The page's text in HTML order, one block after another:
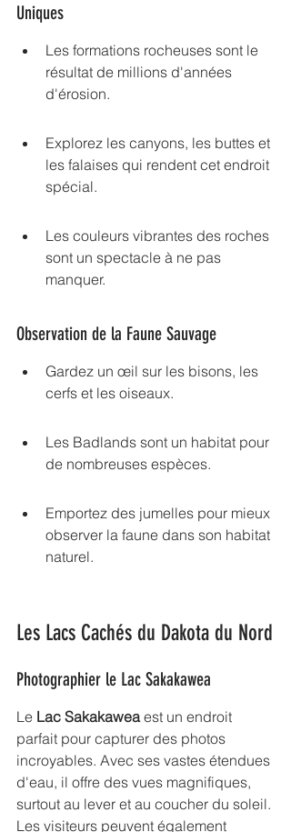
Uniques
Les formations rocheuses sont le
résultat de millions d'années
d'érosion.
Explorez les canyons, les buttes et
les falaises qui rendent cet endroit
spécial.
Les couleurs vibrantes des roches
sont un spectacle à ne pas
manquer.
Observation de la Faune Sauvage
Gardez un œil sur les bisons, les
cerfs et les oiseaux.
Les Badlands sont un habitat pour
de nombreuses espèces.
Emportez des jumelles pour mieux
observer la faune dans son habitat
naturel.
Les Lacs Cachés du Dakota du Nord
Photographier le Lac Sakakawea
Le Lac Sakakawea est un endroit
parfait pour capturer des photos
incroyables. Avec ses vastes étendues
d'eau, il offre des vues magnifiques,
surtout au lever et au coucher du soleil.
Les visiteurs peuvent également